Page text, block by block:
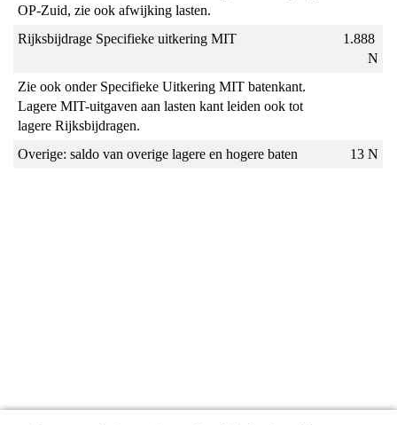
OP-Zuid, zie ook afwijking lasten.
Rijksbijdrage Specifieke uitkering MIT
1.888
N
Zie ook onder Specifieke Uitkering MIT batenkant.
Lagere MIT-uitgaven aan lasten kant leiden ook tot
lagere Rijksbijdragen.
Overige: saldo van overige lagere en hogere baten
13 N